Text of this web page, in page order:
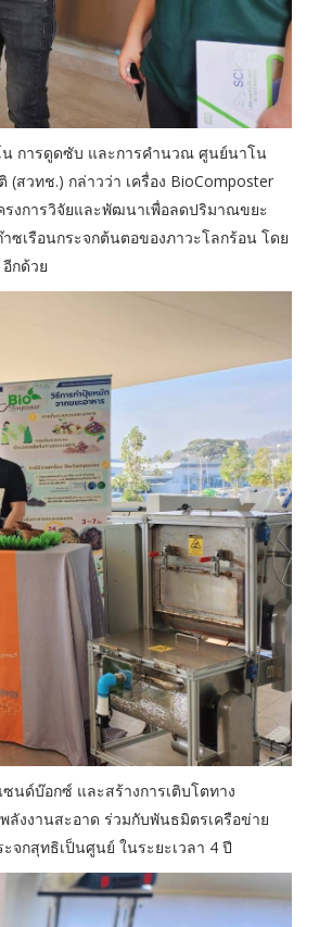
น การดูดซับ และการคำนวณ ศูนย์นาโน
วทช.) กล่าวว่า เครื่อง BioComposter
รงการวิจัยและพัฒนาเพื่อลดปริมาณขยะ
ซเรือนกระจกต้นตอของภาวะโลกร้อน โดย
กด้วย
นด์บ๊อกซ์ และสร้างการเติบโตทาง
งงานสะอาด ร่วมกับพันธมิตรเครือข่าย
จกสุทธิเป็นศูนย์ ในระยะเวลา 4 ปี